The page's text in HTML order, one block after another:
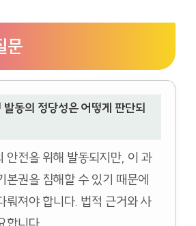
문
동의 정당성은 어떻게 판단되
안전을 위해 발동되지만, 이 과
본권을 침해할 수 있기 때문에
뤄져야 합니다. 법적 근거와 사